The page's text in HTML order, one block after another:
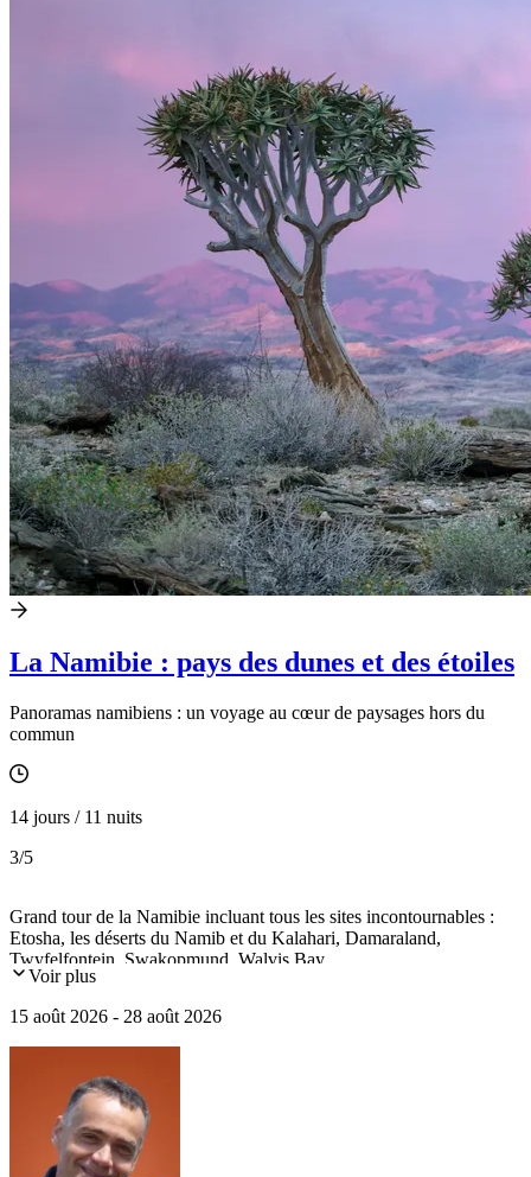
La Namibie : pays des dunes et des étoiles
Panoramas namibiens : un voyage au cœur de paysages hors du
commun
14 jours / 11 nuits
3/5
Grand tour de la Namibie incluant tous les sites incontournables :
Etosha, les déserts du Namib et du Kalahari, Damaraland,
Twyfelfontein, Swakopmund, Walvis Bay...
Voir plus
15 août 2026 - 28 août 2026